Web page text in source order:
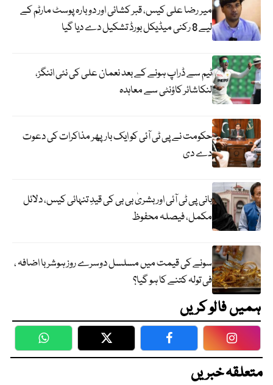
میر رضا علی کیس، قبر کشائی اور دوبارہ پوسٹ مارٹم کے
لیے 8 رکنی میڈیکل بورڈ تشکیل دے دیا گیا
ٹیم سے ڈراپ ہونے کے بعد نعمان علی کی نئی اننگز،
لنکاشائر کاؤنٹی سے معاہدہ
حکومت نے پی ٹی آئی کو ایک بارپھر مذاکرات کی دعوت
دے دی
بانی پی ٹی آئی اور بشریٰ بی بی کی قیدِ تنہائی کیس، دلائل
مکمل، فیصلہ محفوظ
سونے کی قیمت میں مسلسل دوسرے روز ہوشربا اضافہ ،
فی تولہ کتنے کا ہو گیا؟
ہمیں فالو کریں
WhatsApp Twitter Facebook
متعلقہ خبریں